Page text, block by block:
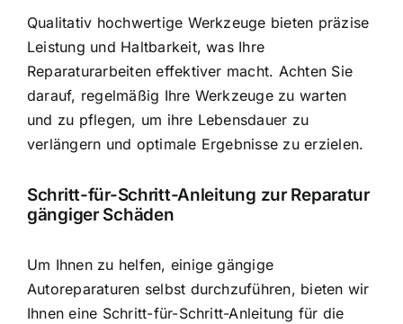
Qualitativ hochwertige Werkzeuge bieten präzise
Leistung und Haltbarkeit, was Ihre
Reparaturarbeiten effektiver macht. Achten Sie
darauf, regelmäßig Ihre Werkzeuge zu warten
und zu pflegen, um ihre Lebensdauer zu
verlängern und optimale Ergebnisse zu erzielen.
Schritt-für-Schritt-Anleitung zur Reparatur
gängiger Schäden
Um Ihnen zu helfen, einige gängige
Autoreparaturen selbst durchzuführen, bieten wir
Ihnen eine Schritt-für-Schritt-Anleitung für die